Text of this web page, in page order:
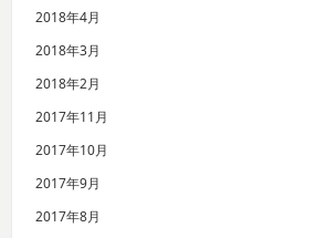
2018年4月
2018年3月
2018年2月
2017年11月
2017年10月
2017年9月
2017年8月